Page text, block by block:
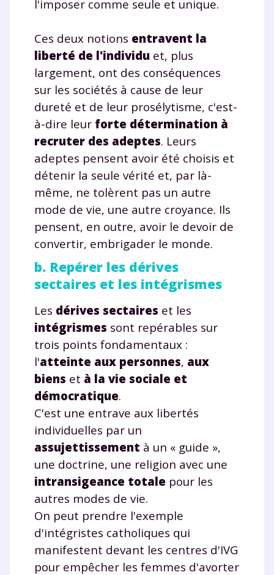
l'imposer comme seule et unique.
Ces deux notions entravent la
liberté de l'individu et, plus
largement, ont des conséquences
sur les sociétés à cause de leur
dureté et de leur prosélytisme, c'est-
à-dire leur forte détermination à
recruter des adeptes. Leurs
adeptes pensent avoir été choisis et
détenir la seule vérité et, par là-
même, ne tolèrent pas un autre
mode de vie, une autre croyance. Ils
pensent, en outre, avoir le devoir de
convertir, embrigader le monde.
b. Repérer les dérives
sectaires et les intégrismes
Les dérives sectaires et les
intégrismes sont repérables sur
trois points fondamentaux :
l'atteinte aux personnes, aux
biens et à la vie sociale et
démocratique.
C'est une entrave aux libertés
individuelles par un
assujettissement à un « guide »,
une doctrine, une religion avec une
intransigeance totale pour les
autres modes de vie.
On peut prendre l'exemple
d'intégristes catholiques qui
manifestent devant les centres d'IVG
pour empêcher les femmes d'avorter